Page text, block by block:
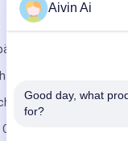
,
Aivin Ai
Good day, what
for?